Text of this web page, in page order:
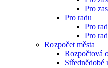
Pro
Pro radu
Pro
Pro
Rozpočet města
Rozpočtová